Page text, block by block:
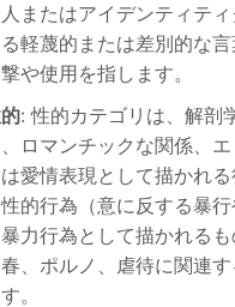
またはアイデンティテ
軽蔑的または差別的な
や使用を指します。
: 性的カテゴリは、解剖
ロマンチックな関係、エ
愛情表現として描かれ
的行為（意に反する暴
力行為として描かれるも
、ポルノ、虐待に関連
。